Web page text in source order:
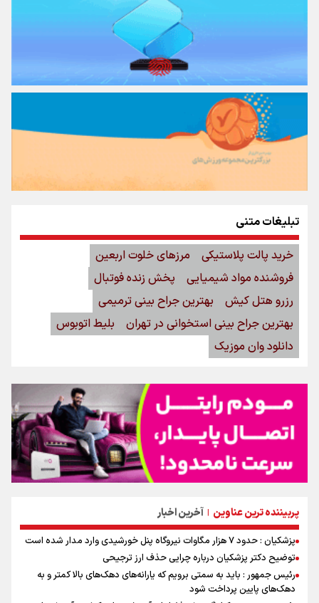
پربیننده ترین عناوین | آخرین اخبار
پزشکیان : حدود ۷ هزار مگاوات نیروگاه پنل خورشیدی وارد مدار شده است
توضیح دکتر پزشکیان درباره چرایی حذف ارز ترجیحی
رئیس جمهور : باید به سمتی برویم که یارانه‌های دهک‌های بالا کمتر و به
دهک‌های پایین پرداخت شود
تبلیغات متنی
خرید پالت پلاستیکی
مرزهای خلوت اربعین
فروشنده مواد شیمیایی
پخش زنده فوتبال
رزرو هتل کیش
بهترین جراح بینی ترمیمی
بهترین جراح بینی استخوانی در تهران
بلیط اتوبوس
دانلود وان موزیک